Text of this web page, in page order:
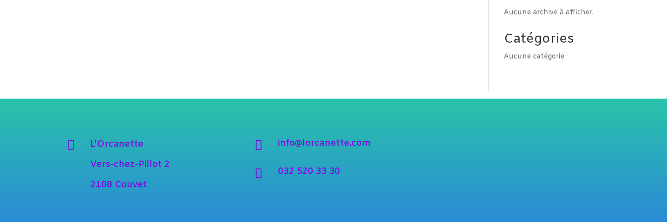
Aucune archive à afficher.
Catégories
Aucune catégorie

L’Orcanette
Vers-chez-Pillot 2
2108 Couvet
 info@lorcanette.com
 032 520 33 30